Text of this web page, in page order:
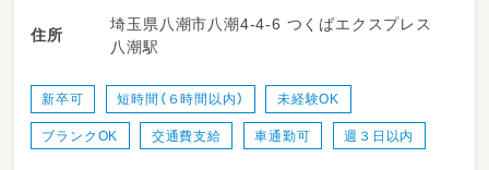
住所
埼玉県八潮市八潮4-4-6 つくばエクスプレス
八潮駅
新卒可 短時間（６時間以内） 未経験OK
ブランクOK 交通費支給 車通勤可 週３日以内